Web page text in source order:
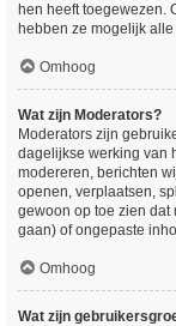
hen heeft toegewezen.
hebben ze mogelijk
Omhoog
Wat zijn Moderators?
Moderators zijn
dagelijkse werking van
modereren, berichten
openen, verplaatsen,
gewoon op toe zien dat
gaan) of ongepaste
Omhoog
Wat zijn